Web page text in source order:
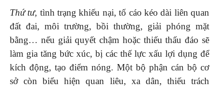
Thứ tư, tình trạng khiếu nại, tố cáo kéo dài liên quan
đất đai, môi trường, bồi thường, giải phóng mặt
bằng… nếu giải quyết chậm hoặc thiếu thấu đáo sẽ
làm gia tăng bức xúc, bị các thế lực xấu lợi dụng để
kích động, tạo điểm nóng. Một bộ phận cán bộ cơ
sở còn biểu hiện quan liêu, xa dân, thiếu trách